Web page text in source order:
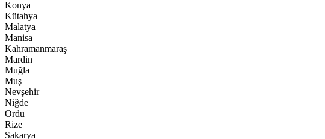
Konya
Kütahya
Malatya
Manisa
Kahramanmaraş
Mardin
Muğla
Muş
Nevşehir
Niğde
Ordu
Rize
Sakarya